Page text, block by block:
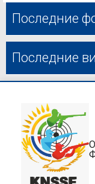
Последние
Последние